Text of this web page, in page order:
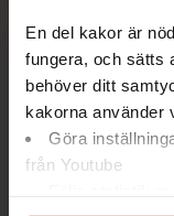
En del kakor är
fungera, och sätts
behöver ditt
kakorna använder
Göra
från Youtube